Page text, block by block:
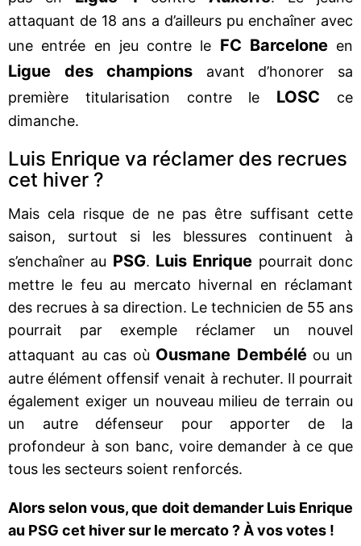
attaquant de 18 ans a d’ailleurs pu enchaîner avec
une entrée en jeu contre le FC Barceloneen
Ligue des champions avant d’honorer sa
première titularisation contre le LOSC
ce
dimanche.
Luis Enrique va réclamer des recrues
cet hiver ?
Mais cela risque de ne pas être suffisant cette
saison, surtout si les blessures continuent à
s’enchaîner au PSG. Luis Enrique pourrait donc
mettre le feu au mercato hivernal en réclamant
des recrues à sa direction. Le technicien de 55 ans
pourrait par exemple réclamer un nouvel
attaquant au cas où Ousmane Dembélé ou un
autre élément offensif venait à rechuter. Il pourrait
également exiger un nouveau milieu de terrain ou
un autre défenseur pour apporter de la
profondeur à son banc, voire demander à ce que
tous les secteurs soient renforcés.
Alors selon vous, que doit demander Luis Enrique
au PSG cet hiver sur le mercato ? À vos votes !